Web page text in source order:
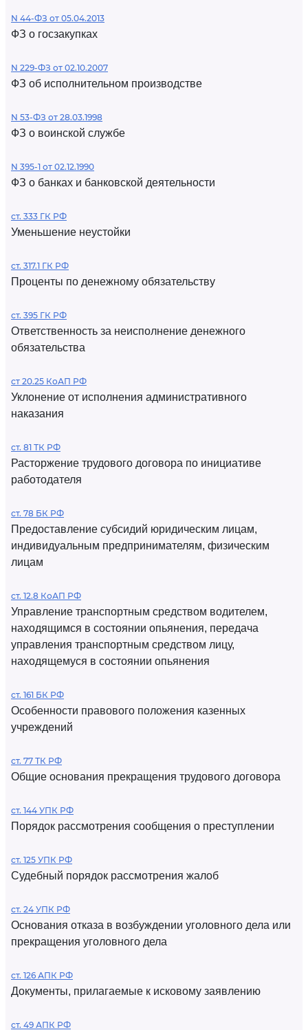
N 44-ФЗ от 05.04.2013
ФЗ о госзакупках
N 229-ФЗ от 02.10.2007
ФЗ об исполнительном производстве
N 53-ФЗ от 28.03.1998
ФЗ о воинской службе
N 395-1 от 02.12.1990
ФЗ о банках и банковской деятельности
ст. 333 ГК РФ
Уменьшение неустойки
ст. 317.1 ГК РФ
Проценты по денежному обязательству
ст. 395 ГК РФ
Ответственность за неисполнение денежного
обязательства
ст 20.25 КоАП РФ
Уклонение от исполнения административного
наказания
ст. 81 ТК РФ
Расторжение трудового договора по инициативе
работодателя
ст. 78 БК РФ
Предоставление субсидий юридическим лицам,
индивидуальным предпринимателям, физическим
лицам
ст. 12.8 КоАП РФ
Управление транспортным средством водителем,
находящимся в состоянии опьянения, передача
управления транспортным средством лицу,
находящемуся в состоянии опьянения
ст. 161 БК РФ
Особенности правового положения казенных
учреждений
ст. 77 ТК РФ
Общие основания прекращения трудового договора
ст. 144 УПК РФ
Порядок рассмотрения сообщения о преступлении
ст. 125 УПК РФ
Судебный порядок рассмотрения жалоб
ст. 24 УПК РФ
Основания отказа в возбуждении уголовного дела или
прекращения уголовного дела
ст. 126 АПК РФ
Документы, прилагаемые к исковому заявлению
ст. 49 АПК РФ